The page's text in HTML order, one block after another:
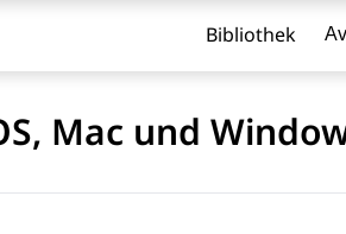
Bibliothek
Mac und